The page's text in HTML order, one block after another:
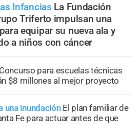
Infancias La Fundación
Triferto impulsan una
equipar su nueva ala y
a niños con cáncer
Concurso para escuelas técnicas
$8 millones al mejor proyecto
una inundación El plan familiar de
Fe para actuar antes de que